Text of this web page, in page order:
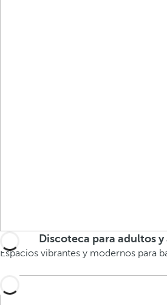
Discoteca para adultos
Espacios vibrantes y modernos para